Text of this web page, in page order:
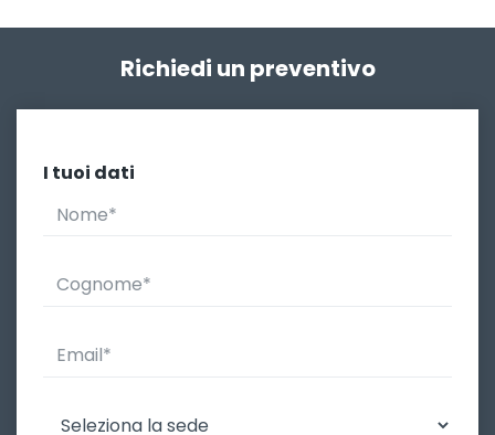
Richiedi un preventivo
I tuoi dati